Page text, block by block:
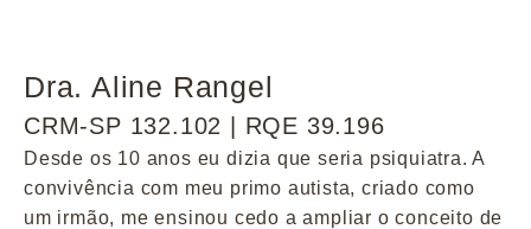
Dra. Aline Rangel
CRM-SP 132.102 | RQE 39.196
Desde os 10 anos eu dizia que seria psiquiatra. A
convivência com meu primo autista, criado como
um irmão, me ensinou cedo a ampliar o conceito de